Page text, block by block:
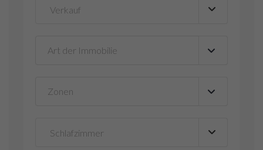
Art der Immobilie ▼
Zonen ▼